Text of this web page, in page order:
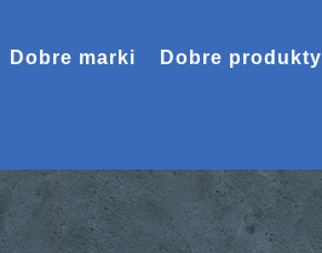
Dobre marki Dobre produkty